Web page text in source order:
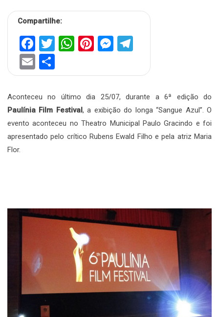
Compartilhe:
Facebook
Twitter
WhatsApp
Pinterest
Messenger
Email
Aconteceu no último dia 25/07, durante a 6ª edição do
Paulínia Film Festival, a exibição do longa “Sangue Azul”. O
evento aconteceu no Theatro Municipal Paulo Gracindo e foi
apresentado pelo crítico Rubens Ewald Filho e pela atriz Maria
Flor.